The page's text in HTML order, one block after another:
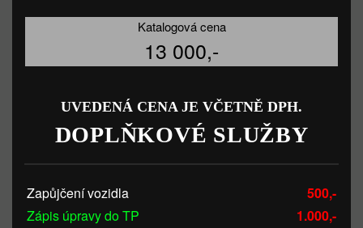
Katalogová cena
13 000,-
UVEDENÁ CENA JE VČETNĚ DPH.
DOPLŇKOVÉ SLUŽBY
Zapůjčení vozidla
500,-
Zápis úpravy do TP
1.000,-